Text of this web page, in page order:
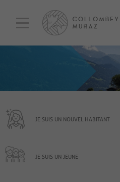
JE SUIS UN NOUVEL HABITANT
JE SUIS UN JEUNE